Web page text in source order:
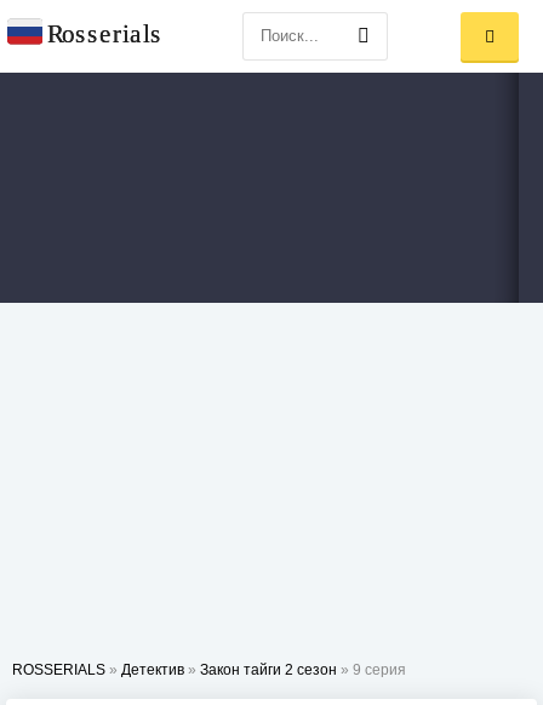
ROSSERIALS » Детектив » Закон тайги 2 сезон » 9 серия